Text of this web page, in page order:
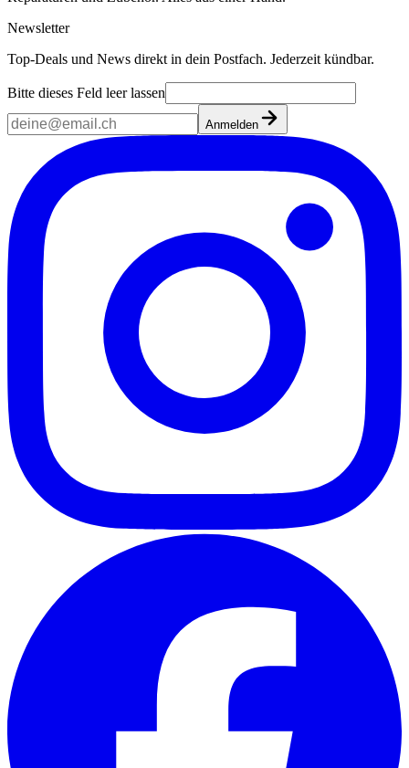
Newsletter
Top-Deals und News direkt in dein Postfach. Jederzeit kündbar.
Bitte dieses Feld leer lassen
Anmelden